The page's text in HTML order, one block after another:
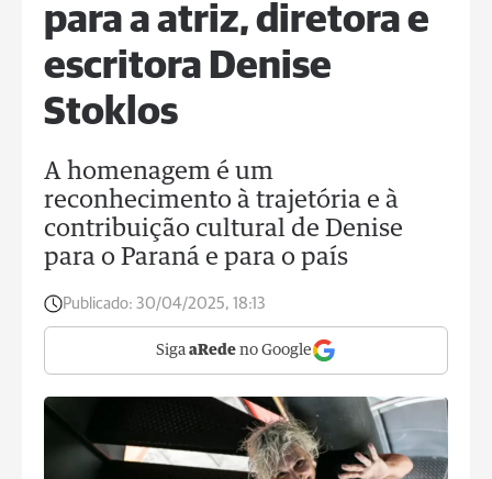
para a atriz, diretora e
escritora Denise
Stoklos
A homenagem é um
reconhecimento à trajetória e à
contribuição cultural de Denise
para o Paraná e para o país
Publicado: 30/04/2025, 18:13
Siga aRede no Google